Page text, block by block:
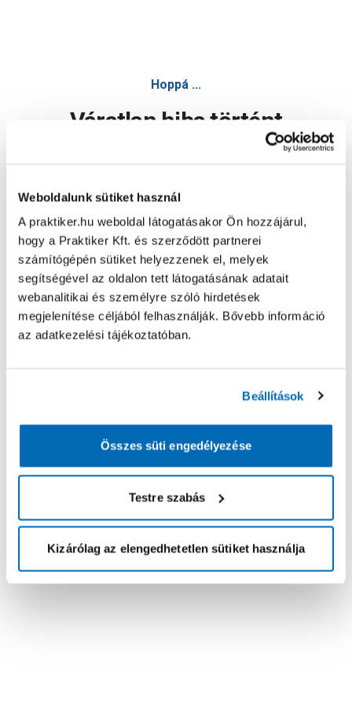
Weboldalunk sütiket használ
A praktiker.hu weboldal látogatásakor Ön hozzájárul,
hogy a Praktiker Kft. és szerződött partnerei
számítógépén sütiket helyezzenek el, melyek
segítségével az oldalon tett látogatásának adatait
webanalitikai és személyre szóló hirdetések
megjelenítése céljából felhasználják. Bővebb információ
az adatkezelési tájékoztatóban.
Beállítások
Összes süti engedélyezése
Testre szabás
Kizárólag az elengedhetetlen sütiket használja
Hoppá ...
Váratlan hiba történt
Oldal újratöltése